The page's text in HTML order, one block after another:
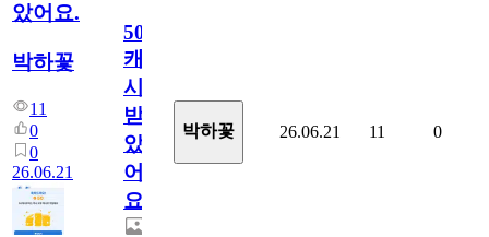
았어요.
박하꽃
11
0
0
26.06.21
50
캐
시
받
았
어
요.
박하꽃 26.06.21 11 0